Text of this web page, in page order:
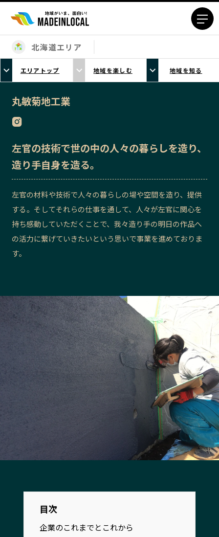
エリアから探す
北海道エリア
青森エリア
岩手エリア
福島エリア
埼玉エリア
千葉エリア
東京23区エリア
富山エリア
石川エリア
河内エリア
兵庫エリア
奈良エリア
和歌山エリア
鳥取エリア
島根エリア
岡山エリア
広島エリア
山口エリア
徳島エリア
香川エリア
愛媛エリア
高知エリア
福岡エリア
長崎エリア
鹿児島エリア
沖縄エリア
北海道エリア
エリアトップ 地域を楽しむ 地域を知る
丸敏菊地工業
左官の技術で世の中の人々の暮らしを造り、
造り手自身を造る。
左官の材料や技術で人々の暮らしの場や空間を造り、提供
する。そしてそれらの仕事を通して、人々が左官に関心を
持ち感動していただくことで、我々造り手の明日の作品へ
の活力に繋げていきたいという思いで事業を進めておりま
す。
目次
企業のこれまでとこれから